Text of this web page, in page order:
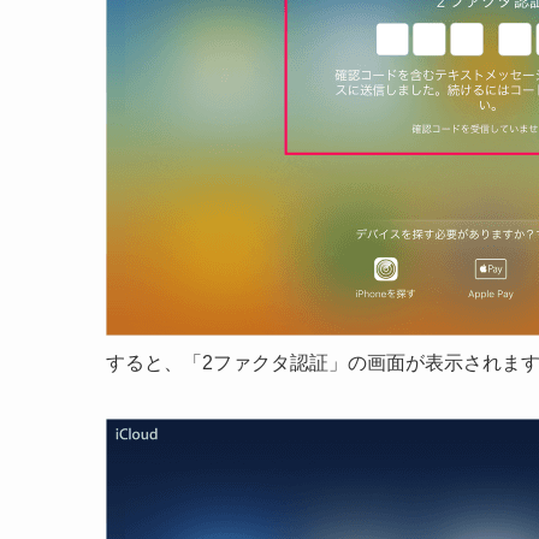
すると、「2ファクタ認証」の画面が表示されま